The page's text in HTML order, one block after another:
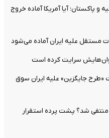
و پاکستان؛ آیا آمریکا آماده خروج
مستقل علیه ایران آماده می‌شود
سرایت کرده است
«طرح جایگزین» علیه ایران سوق
شد؟ پشت پرده استقرار